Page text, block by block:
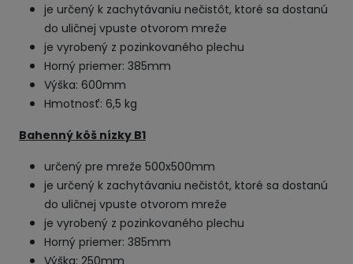
je určený k zachytávaniu nečistôt, ktoré sa dostanú
do uličnej vpuste otvorom mreže
je vyrobený z pozinkovaného plechu
Horný priemer: 385mm
Výška: 600mm
Hmotnosť: 6,5 kg
Bahenný kôš nízky B1
určený pre mreže 500x500mm
je určený k zachytávaniu nečistôt, ktoré sa dostanú
do uličnej vpuste otvorom mreže
je vyrobený z pozinkovaného plechu
Horný priemer: 385mm